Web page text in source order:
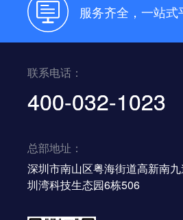
服务齐全，一站式
联系电话：
400-032-1023
总部地址：
深圳市南山区粤海街道高新南
圳湾科技生态园6栋506